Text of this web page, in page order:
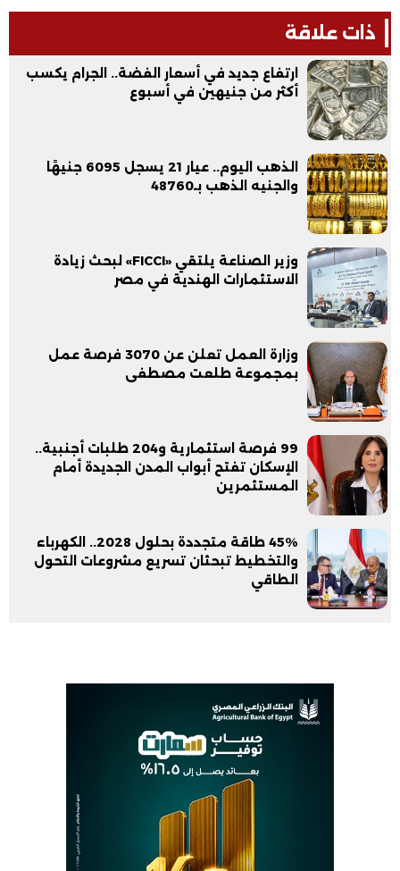
ذات علاقة
ارتفاع جديد في أسعار الفضة.. الجرام يكسب
أكثر من جنيهين في أسبوع
الذهب اليوم.. عيار 21 يسجل 6095 جنيهًا
والجنيه الذهب بـ48760
وزير الصناعة يلتقي «FICCI» لبحث زيادة
الاستثمارات الهندية في مصر
وزارة العمل تعلن عن 3070 فرصة عمل
بمجموعة طلعت مصطفى
99 فرصة استثمارية و204 طلبات أجنبية..
الإسكان تفتح أبواب المدن الجديدة أمام
المستثمرين
45% طاقة متجددة بحلول 2028.. الكهرباء
والتخطيط تبحثان تسريع مشروعات التحول
الطاقي